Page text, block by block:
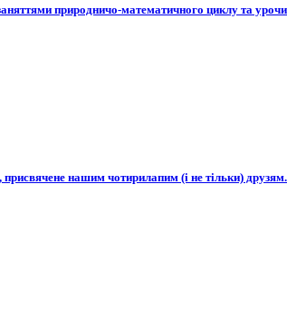
природничо-математичного циклу та
нашим чотирилапим (і не тільки)